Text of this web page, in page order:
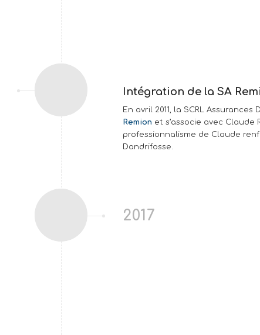
Intégration de la SA
En avril 2011, la SCRL
Remion et s’associe avec Claude
professionnalisme de Claude
Dandrifosse.
2017